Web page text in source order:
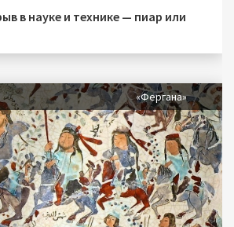
в науке и технике — пиар или
«Фергана»